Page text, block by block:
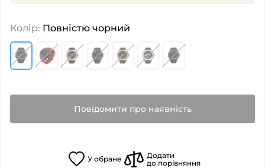
Колір: Повністю чорний
Повідомити про наявність
У обране
Додати
до порівняння